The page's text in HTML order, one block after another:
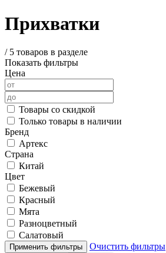
Прихватки
/ 5 товаров в разделе
Показать фильтры
Цена
Товары со скидкой
Только товары в наличии
Бренд
Артекс
Страна
Китай
Цвет
Бежевый
Красный
Мята
Разноцветный
Салатовый
Очистить фильтры